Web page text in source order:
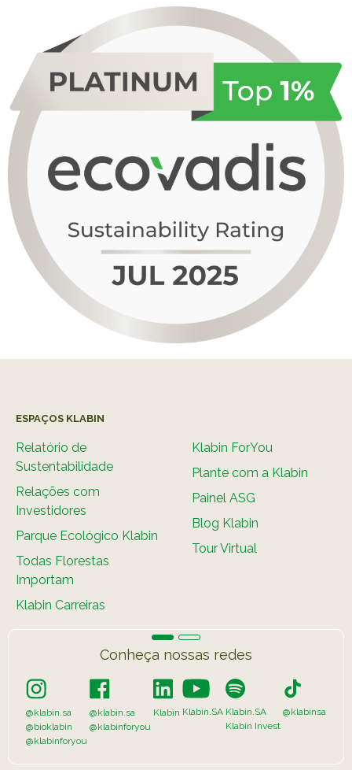
ESPAÇOS KLABIN
Relatório de
Sustentabilidade
Relações com
Investidores
Parque Ecológico Klabin
Todas Florestas
Importam
Klabin Carreiras
Klabin ForYou
Plante com a Klabin
Painel ASG
Blog Klabin
Tour Virtual
Conheça nossas redes
@klabin.sa
@bioklabin
@klabinforyou
@klabin.sa
@klabinforyou
Klabin Klabin.SA Klabin.SA
Klabin Invest
@klabinsa